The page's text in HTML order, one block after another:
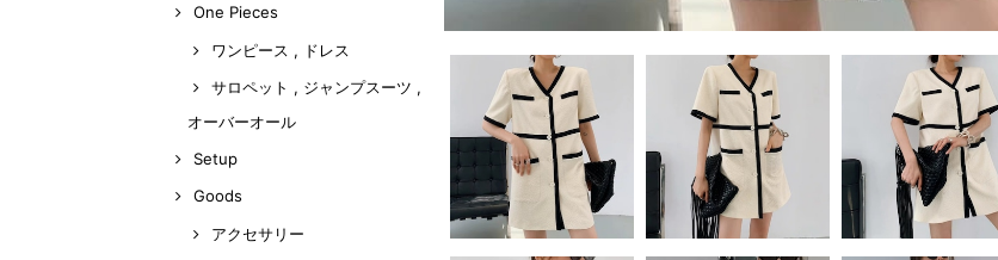
One Pieces
ワンピース , ドレス
サロペット , ジャンプスーツ ,
オーバーオール
Setup
Goods
アクセサリー